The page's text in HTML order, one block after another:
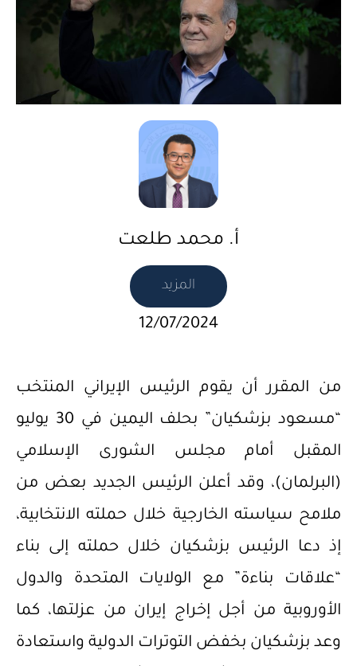
أ. محمد طلعت
المزيد
12/07/2024
من المقرر أن يقوم الرئيس الإيراني المنتخب
“مسعود بزشكيان” بحلف اليمين في 30 يوليو
المقبل أمام مجلس الشورى الإسلامي
(البرلمان)، وقد أعلن الرئيس الجديد بعض من
ملامح سياسته الخارجية خلال حملته الانتخابية،
إذ دعا الرئيس بزشكيان خلال حملته إلى بناء
“علاقات بناءة” مع الولايات المتحدة والدول
الأوروبية من أجل إخراج إيران من عزلتها، كما
وعد بزشكيان بخفض التوترات الدولية واستعادة